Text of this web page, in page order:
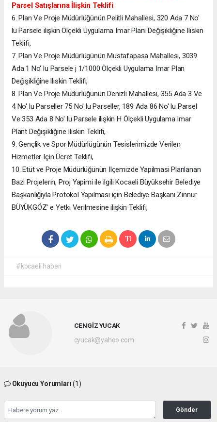
Parsel Satışlarına İlişkin Teklifi
6. Plan Ve Proje Müdürlüğünün Pelitli Mahallesi, 320 Ada 7 No'
lu Parsele ilişkin Ölçekli Uygulama Imar Planı Değişikliğine Iliskin
Teklifi,
7. Plan Ve Proje Müdürlügünün Mustafapasa Mahallesi, 3039
Ada 1 No' lu Parsele j 1/1000 Ölçekli Uygulama Imar Plan
Değişikliğine lliskin Teklifi,
8. Plan Ve Proje Müdürlüğünün Denizli Mahallesi, 355 Ada 3 Ve
4 No' lu Parseller 75 No' lu Parseller, 189 Ada 86 No' lu Parsel
Ve 353 Ada 8 No' lu Parsele ilişkin H Ölçekli Uygulama Imar
Plant Değişikliğine Iliskin Teklifi,
9. Gençlik ve Spor Müdürlügünün Tesislerimizde Verilen
Hizmetler Için Ücret Teklifi,
10. Etüt ve Proje Müdürlüğünün Ilçemizde Yapilmasi Planlanan
Bazi Projelerin, Proj Yapimi ile ilgili Kocaeli Büyüksehir Belediye
Başkanlığıyla Protokol Yapılması için Belediye Başkanı Zinnur
BÜYÜKGÖZ' e Yetki Verilmesine ilişkin Teklifi,
#kocaeli haberi
CENGİZ YUCAK
cyucak@yahoo.com
Okuyucu Yorumları(1)
Gönder